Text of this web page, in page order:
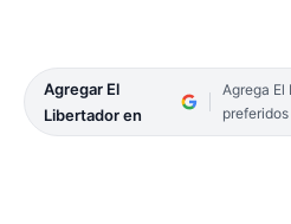
Agregar El
Libertador en
Agrega El